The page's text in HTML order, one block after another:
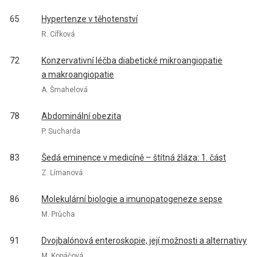
65 Hypertenze v těhotenství
R. Cífková
72
Konzervativní léčba diabetické mikroangiopatie
a makroangiopatie
A. Šmahelová
78 Abdominální obezita
P. Sucharda
83 Šedá eminence v medicíně – štítná žláza: 1. část
Z. Límanová
86 Molekulární biologie a imunopatogeneze sepse
M. Průcha
91 Dvojbalónová enteroskopie, její možnosti a alternativy